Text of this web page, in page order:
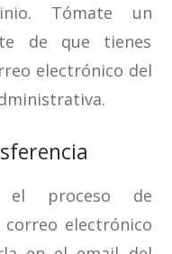
Tómate un
de que tienes
electrónico del
proceso de
electrónico